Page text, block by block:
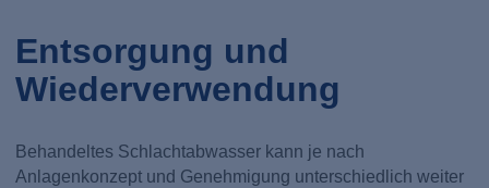
Entsorgung und
Wiederverwendung
Behandeltes Schlachtabwasser kann je nach
Anlagenkonzept und Genehmigung unterschiedlich weiter